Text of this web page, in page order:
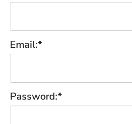
Email:*
Password:*